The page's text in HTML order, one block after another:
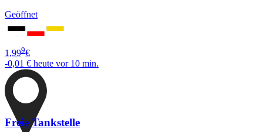
Geöffnet
1,999€
-0,01 € heute vor 10 min.
Freie Tankstelle